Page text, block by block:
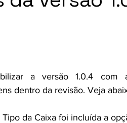
a versão 1.0.4 com
dentro da revisão. Veja
da Caixa foi incluída a